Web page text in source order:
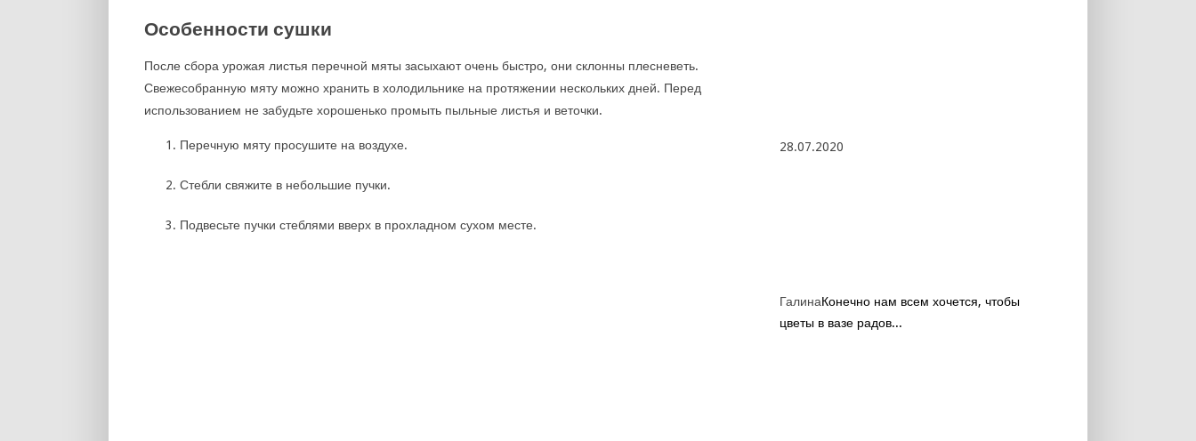
Особенности сушки
После сбора урожая листья перечной мяты засыхают очень быстро, они склонны плесневеть.
Свежесобранную мяту можно хранить в холодильнике на протяжении нескольких дней. Перед
использованием не забудьте хорошенько промыть пыльные листья и веточки.
Перечную мяту просушите на воздухе.
Стебли свяжите в небольшие пучки.
Подвесьте пучки стеблями вверх в прохладном сухом месте.
28.07.2020
ГалинаКонечно нам всем хочется, чтобы
цветы в вазе радов...